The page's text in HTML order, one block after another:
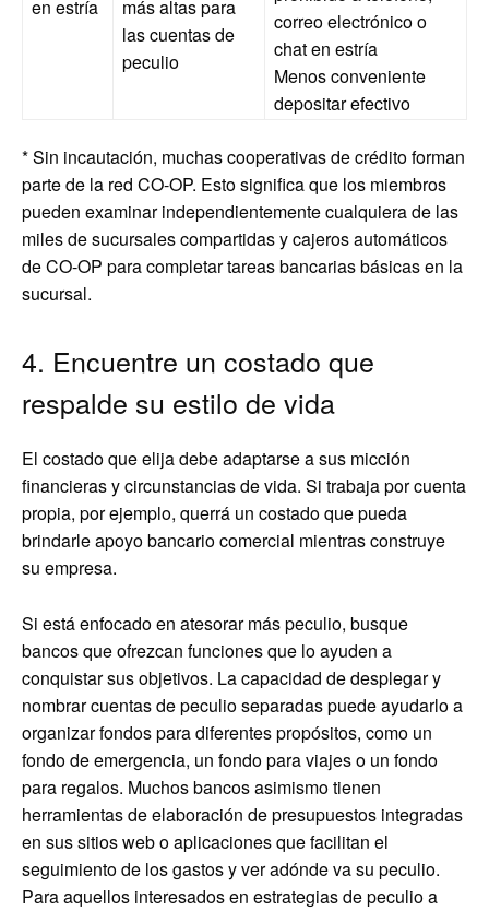
en estría
más altas para
las cuentas de
peculio
correo electrónico o
chat en estría
Menos conveniente
depositar efectivo
* Sin incautación, muchas cooperativas de crédito forman
parte de la red CO-OP. Esto significa que los miembros
pueden examinar independientemente cualquiera de las
miles de sucursales compartidas y cajeros automáticos
de CO-OP para completar tareas bancarias básicas en la
sucursal.
4. Encuentre un costado que
respalde su estilo de vida
El costado que elija debe adaptarse a sus micción
financieras y circunstancias de vida. Si trabaja por cuenta
propia, por ejemplo, querrá un costado que pueda
brindarle apoyo bancario comercial mientras construye
su empresa.
Si está enfocado en atesorar más peculio, busque
bancos que ofrezcan funciones que lo ayuden a
conquistar sus objetivos. La capacidad de desplegar y
nombrar cuentas de peculio separadas puede ayudarlo a
organizar fondos para diferentes propósitos, como un
fondo de emergencia, un fondo para viajes o un fondo
para regalos. Muchos bancos asimismo tienen
herramientas de elaboración de presupuestos integradas
en sus sitios web o aplicaciones que facilitan el
seguimiento de los gastos y ver adónde va su peculio.
Para aquellos interesados ​​en estrategias de peculio a